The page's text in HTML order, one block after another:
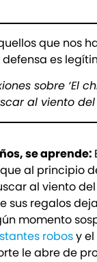
que nos
defensa es
sobre ‘El
al viento del
se aprende:
al principio
al viento
sus regalos
momento
robosy
le abre de